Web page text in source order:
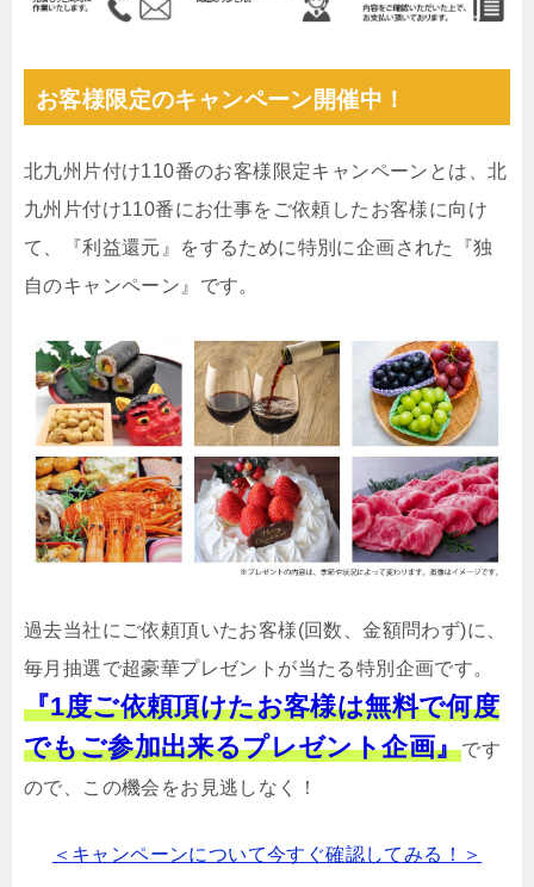
お客様限定のキャンペーン開催中！
北九州片付け110番のお客様限定キャンペーンとは、北
九州片付け110番にお仕事をご依頼したお客様に向け
て、『利益還元』をするために特別に企画された『独
自のキャンペーン』です。
過去当社にご依頼頂いたお客様(回数、金額問わず)に、
毎月抽選で超豪華プレゼントが当たる特別企画です。
『1度ご依頼頂けたお客様は無料で何度
でもご参加出来るプレゼント企画』です
ので、この機会をお見逃しなく！
＜キャンペーンについて今すぐ確認してみる！＞